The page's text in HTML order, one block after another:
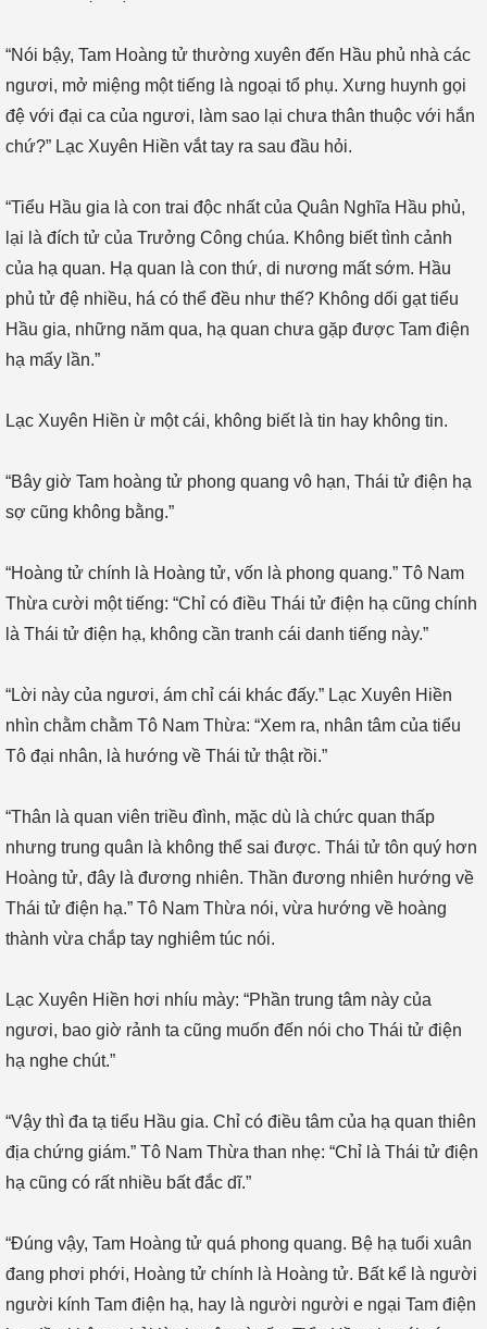
“Nói bậy, Tam Hoàng tử thường xuyên đến Hầu phủ nhà các
ngươi, mở miệng một tiếng là ngoại tổ phụ. Xưng huynh gọi
đệ với đại ca của ngươi, làm sao lại chưa thân thuộc với hắn
chứ?” Lạc Xuyên Hiền vắt tay ra sau đầu hỏi.
“Tiểu Hầu gia là con trai độc nhất của Quân Nghĩa Hầu phủ,
lại là đích tử của Trưởng Công chúa. Không biết tình cảnh
của hạ quan. Hạ quan là con thứ, di nương mất sớm. Hầu
phủ tử đệ nhiều, há có thể đều như thế? Không dối gạt tiểu
Hầu gia, những năm qua, hạ quan chưa gặp được Tam điện
hạ mấy lần.”
Lạc Xuyên Hiền ừ một cái, không biết là tin hay không tin.
“Bây giờ Tam hoàng tử phong quang vô hạn, Thái tử điện hạ
sợ cũng không bằng.”
“Hoàng tử chính là Hoàng tử, vốn là phong quang.” Tô Nam
Thừa cười một tiếng: “Chỉ có điều Thái tử điện hạ cũng chính
là Thái tử điện hạ, không cần tranh cái danh tiếng này.”
“Lời này của ngươi, ám chỉ cái khác đấy.” Lạc Xuyên Hiền
nhìn chằm chằm Tô Nam Thừa: “Xem ra, nhân tâm của tiểu
Tô đại nhân, là hướng về Thái tử thật rồi.”
“Thân là quan viên triều đình, mặc dù là chức quan thấp
nhưng trung quân là không thể sai được. Thái tử tôn quý hơn
Hoàng tử, đây là đương nhiên. Thần đương nhiên hướng về
Thái tử điện hạ.” Tô Nam Thừa nói, vừa hướng về hoàng
thành vừa chắp tay nghiêm túc nói.
Lạc Xuyên Hiền hơi nhíu mày: “Phần trung tâm này của
ngươi, bao giờ rảnh ta cũng muốn đến nói cho Thái tử điện
hạ nghe chút.”
“Vậy thì đa tạ tiểu Hầu gia. Chỉ có điều tâm của hạ quan thiên
địa chứng giám.” Tô Nam Thừa than nhẹ: “Chỉ là Thái tử điện
hạ cũng có rất nhiều bất đắc dĩ.”
“Đúng vậy, Tam Hoàng tử quá phong quang. Bệ hạ tuổi xuân
đang phơi phới, Hoàng tử chính là Hoàng tử. Bất kể là người
người kính Tam điện hạ, hay là người người e ngại Tam điện